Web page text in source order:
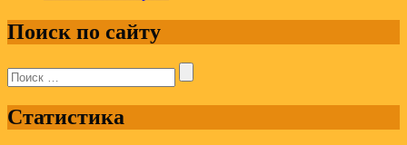
Поиск по сайту
Поиск:
Статистика